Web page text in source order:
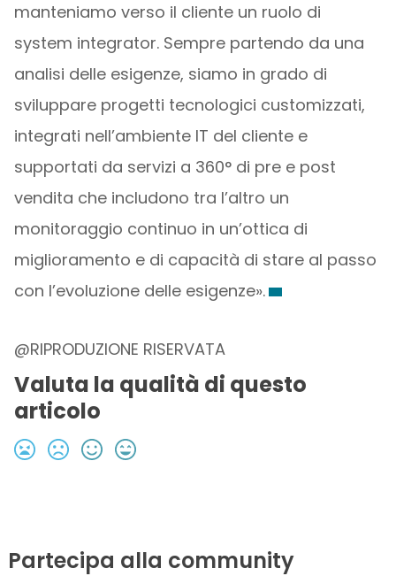
manteniamo verso il cliente un ruolo di
system integrator. Sempre partendo da una
analisi delle esigenze, siamo in grado di
sviluppare progetti tecnologici customizzati,
integrati nell’ambiente IT del cliente e
supportati da servizi a 360° di pre e post
vendita che includono tra l’altro un
monitoraggio continuo in un’ottica di
miglioramento e di capacità di stare al passo
con l’evoluzione delle esigenze».
@RIPRODUZIONE RISERVATA
Valuta la qualità di questo
articolo
Partecipa alla community